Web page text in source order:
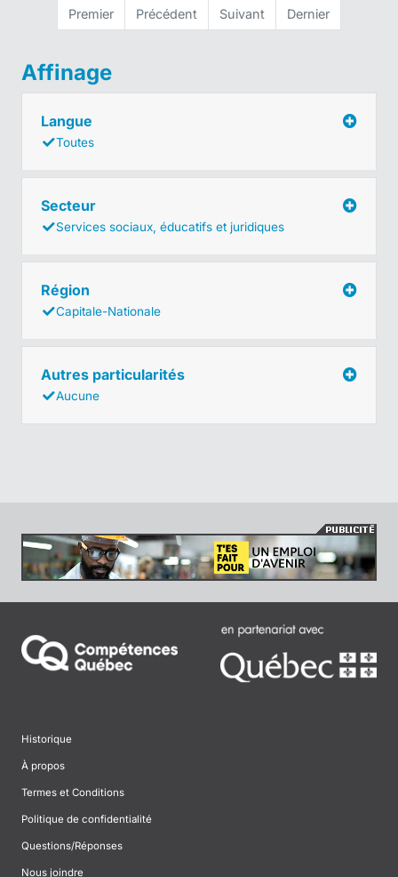
Premier Précédent Suivant Dernier
Affinage
Langue
Toutes
Secteur
Services sociaux, éducatifs et juridiques
Région
Capitale-Nationale
Autres particularités
Aucune
Historique
À propos
Termes et Conditions
Politique de confidentialité
Questions/Réponses
Nous joindre